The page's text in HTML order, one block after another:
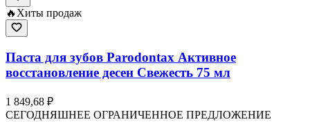
🔥 Хиты продаж
Паста для зубов Parodontax Активное
восстановление десен Свежесть 75 мл
1 849,68 ₽
СЕГОДНЯШНЕЕ ОГРАНИЧЕННОЕ ПРЕДЛОЖЕНИЕ